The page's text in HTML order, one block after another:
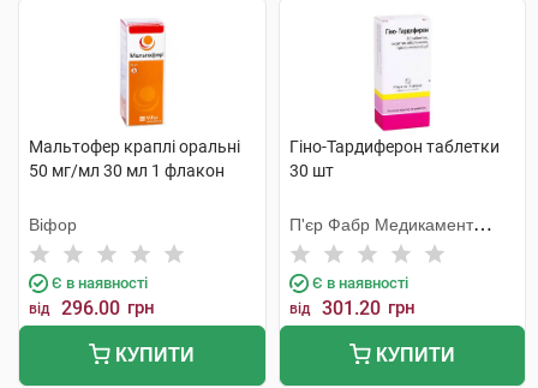
Мальтофер краплі оральні
50 мг/мл 30 мл 1 флакон
Віфор
Є в наявності
від 296.00 грн
КУПИТИ
Гіно-Тардиферон таблетки
30 шт
П'єр Фабр Медикамент
Продакшн
Є в наявності
від 301.20 грн
КУПИТИ